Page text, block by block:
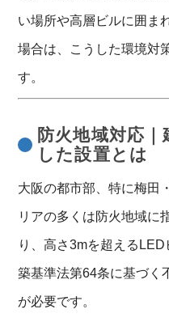
い場所や高層ビルに囲ま
場合は、こうした環境対
す。
防火地域対応
した設置とは
大阪の都市部、特に梅田
リアの多くは防火地域に
り、高さ3mを超える
築基準法第64条に基づく
が必要です。